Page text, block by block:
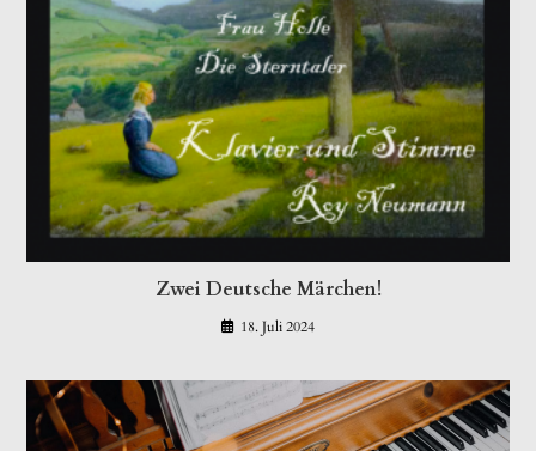
Zwei Deutsche Märchen!
18. Juli 2024